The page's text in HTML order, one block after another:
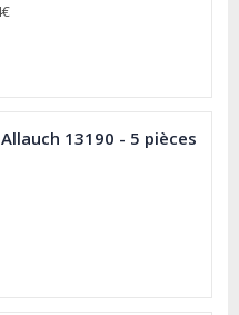
13190 - 5 pièces